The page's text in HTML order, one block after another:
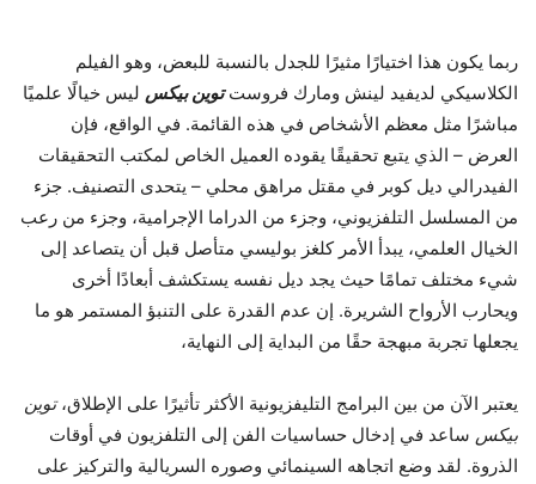
ربما يكون هذا اختيارًا مثيرًا للجدل بالنسبة للبعض، وهو الفيلم
الكلاسيكي لديفيد لينش ومارك فروستتوين بيكس ليس خيالًا علميًا
مباشرًا مثل معظم الأشخاص في هذه القائمة. في الواقع، فإن
العرض – الذي يتبع تحقيقًا يقوده العميل الخاص لمكتب التحقيقات
الفيدرالي ديل كوبر في مقتل مراهق محلي – يتحدى التصنيف. جزء
من المسلسل التلفزيوني، وجزء من الدراما الإجرامية، وجزء من رعب
الخيال العلمي، يبدأ الأمر كلغز بوليسي متأصل قبل أن يتصاعد إلى
شيء مختلف تمامًا حيث يجد ديل نفسه يستكشف أبعادًا أخرى
ويحارب الأرواح الشريرة. إن عدم القدرة على التنبؤ المستمر هو ما
يجعلها تجربة مبهجة حقًا من البداية إلى النهاية،
يعتبر الآن من بين البرامج التليفزيونية الأكثر تأثيرًا على الإطلاق،توين
بيكس ساعد في إدخال حساسيات الفن إلى التلفزيون في أوقات
الذروة. لقد وضع اتجاهه السينمائي وصوره السريالية والتركيز على